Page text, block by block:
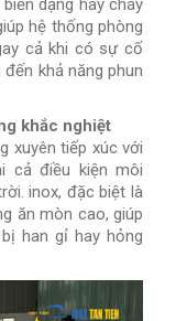
dạng hay cháy
hệ thống phòng
cả khi có sự cố
khả năng phun
khắc nghiệt
xuyên tiếp xúc với
cả điều kiện môi
inox, đặc biệt là
ăn mòn cao, giúp
han gỉ hay hỏng